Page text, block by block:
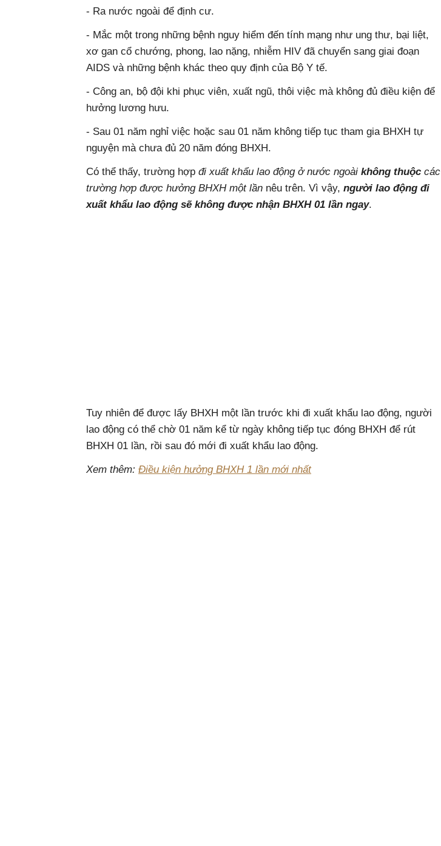
- Ra nước ngoài để định cư.
- Mắc một trong những bệnh nguy hiểm đến tính mạng như ung thư, bại liệt,
xơ gan cổ chướng, phong, lao nặng, nhiễm HIV đã chuyển sang giai đoạn
AIDS và những bệnh khác theo quy định của Bộ Y tế.
- Công an, bộ đội khi phục viên, xuất ngũ, thôi việc mà không đủ điều kiện để
hưởng lương hưu.
- Sau 01 năm nghỉ việc hoặc sau 01 năm không tiếp tục tham gia BHXH tự
nguyện mà chưa đủ 20 năm đóng BHXH.
Có thể thấy, trường hợp đi xuất khẩu lao động ở nước ngoài không thuộc các
trường hợp được hưởng BHXH một lần nêu trên. Vì vậy, người lao động đi
xuất khẩu lao động sẽ không được nhận BHXH 01 lần ngay.
Tuy nhiên để được lấy BHXH một lần trước khi đi xuất khẩu lao động, người
lao động có thể chờ 01 năm kể từ ngày không tiếp tục đóng BHXH để rút
BHXH 01 lần, rồi sau đó mới đi xuất khẩu lao động.
Xem thêm: Điều kiện hưởng BHXH 1 lần mới nhất